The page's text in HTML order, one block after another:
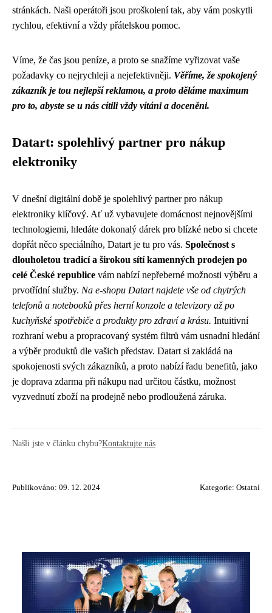
stránkách. Naši operátoři jsou proškolení tak, aby vám poskytli
rychlou, efektivní a vždy přátelskou pomoc.
Víme, že čas jsou peníze, a proto se snažíme vyřizovat vaše
požadavky co nejrychleji a nejefektivněji. Věříme, že spokojený
zákazník je tou nejlepší reklamou, a proto děláme maximum
pro to, abyste se u nás cítili vždy vítáni a doceněni.
Datart: spolehlivý partner pro nákup
elektroniky
V dnešní digitální době je spolehlivý partner pro nákup
elektroniky klíčový. Ať už vybavujete domácnost nejnovějšími
technologiemi, hledáte dokonalý dárek pro blízké nebo si chcete
dopřát něco speciálního, Datart je tu pro vás. Společnost s
dlouholetou tradicí a širokou sítí kamenných prodejen po
celé České republice vám nabízí nepřeberné možnosti výběru a
prvotřídní služby. Na e-shopu Datart najdete vše od chytrých
telefonů a notebooků přes herní konzole a televizory až po
kuchyňské spotřebiče a produkty pro zdraví a krásu. Intuitivní
rozhraní webu a propracovaný systém filtrů vám usnadní hledání
a výběr produktů dle vašich představ. Datart si zakládá na
spokojenosti svých zákazníků, a proto nabízí řadu benefitů, jako
je doprava zdarma při nákupu nad určitou částku, možnost
vyzvednutí zboží na prodejně nebo prodloužená záruka.
Našli jste v článku chybu?Kontaktujte nás
Publikováno: 09. 12. 2024 Kategorie: Ostatní